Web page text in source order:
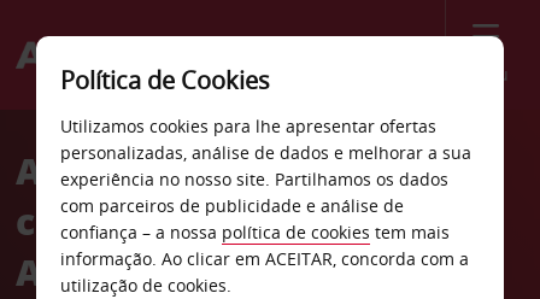
Menu
Welcome
AvisAluguer de
carro Aeroporto de
Alicante (ALC)
Política de Cookies
Utilizamos cookies para lhe apresentar ofertas
personalizadas, análise de dados e melhorar a sua
experiência no nosso site. Partilhamos os dados
com parceiros de publicidade e análise de
confiança – a nossa política de cookies tem mais
informação. Ao clicar em ACEITAR, concorda com a
utilização de cookies.